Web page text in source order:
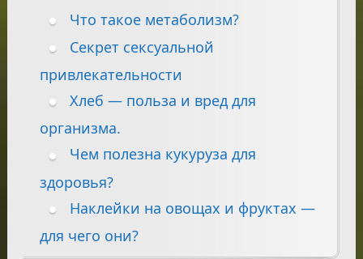
Что такое метаболизм?
Секрет сексуальной
привлекательности
Хлеб — польза и вред для
организма.
Чем полезна кукуруза для
здоровья?
Наклейки на овощах и фруктах —
для чего они?